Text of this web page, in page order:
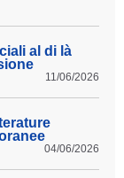
al di là
11/06/2026
04/06/2026